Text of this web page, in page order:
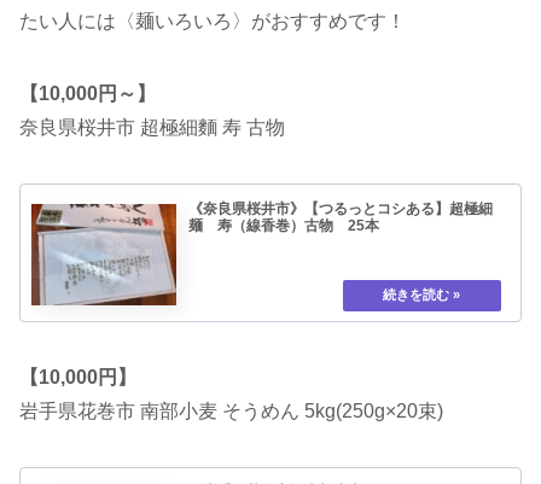
たい人には〈麺いろいろ〉がおすすめです！
【10,000円～】
奈良県桜井市 超極細麵 寿 古物
《奈良県桜井市》【つるっとコシある】超極細
麺 寿（線香巻）古物 25本
【10,000円】
岩手県花巻市 南部小麦 そうめん 5kg(250g×20束)